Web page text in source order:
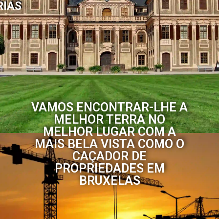
VAMOS ENCONTRAR-LHE A
MELHOR TERRA NO
MELHOR LUGAR COM A
MAIS BELA VISTA COMO O
CAÇADOR DE
PROPRIEDADES EM
BRUXELAS